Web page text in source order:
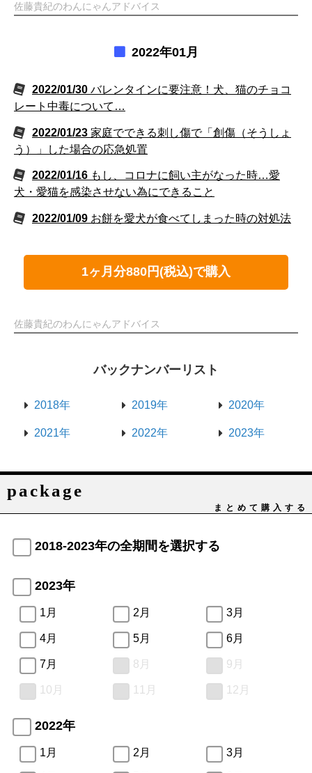
佐藤貴紀のわんにゃんアドバイス
2022年01月
2022/01/30 バレンタインに要注意！犬、猫のチョコ
レート中毒について…
2022/01/23 家庭でできる刺し傷で「創傷（そうしょ
う）」した場合の応急処置
2022/01/16 もし、コロナに飼い主がなった時…愛
犬・愛猫を感染させない為にできること
2022/01/09 お餅を愛犬が食べてしまった時の対処法
1ヶ月分880円(税込)で購入
佐藤貴紀のわんにゃんアドバイス
バックナンバーリスト
2018年 2019年 2020年
2021年 2022年 2023年
package
まとめて購入する
2018-2023年の全期間を選択する
2023年
1月 2月 3月
4月 5月 6月
7月 8月 9月
10月 11月 12月
2022年
1月 2月 3月